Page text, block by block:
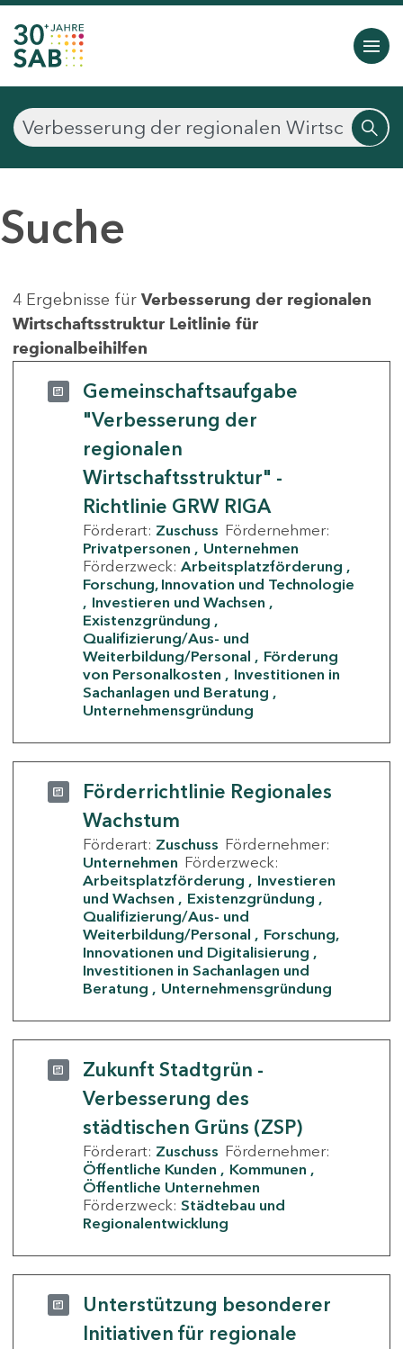
Suche
4 Ergebnisse für Verbesserung der regionalen
Wirtschaftsstruktur Leitlinie für
regionalbeihilfen
Gemeinschaftsaufgabe
"Verbesserung der
regionalen
Wirtschaftsstruktur" -
Richtlinie GRW RIGA
Förderart: Zuschuss Fördernehmer:
Privatpersonen
Unternehmen
Förderzweck: Arbeitsplatzförderung
Forschung, Innovation und Technologie
Investieren und Wachsen
Existenzgründung
Qualifizierung/Aus- und
Weiterbildung/Personal
Förderung
von Personalkosten
Investitionen in
Sachanlagen und Beratung
Unternehmensgründung
Förderrichtlinie Regionales
Wachstum
Förderart: Zuschuss Fördernehmer:
Unternehmen Förderzweck:
Arbeitsplatzförderung
Investieren
und Wachsen
Existenzgründung
Qualifizierung/Aus- und
Weiterbildung/Personal
Forschung,
Innovationen und Digitalisierung
Investitionen in Sachanlagen und
Beratung
Unternehmensgründung
Zukunft Stadtgrün -
Verbesserung des
städtischen Grüns (ZSP)
Förderart: Zuschuss Fördernehmer:
Öffentliche Kunden
Kommunen
Öffentliche Unternehmen
Förderzweck: Städtebau und
Regionalentwicklung
Unterstützung besonderer
Initiativen für regionale